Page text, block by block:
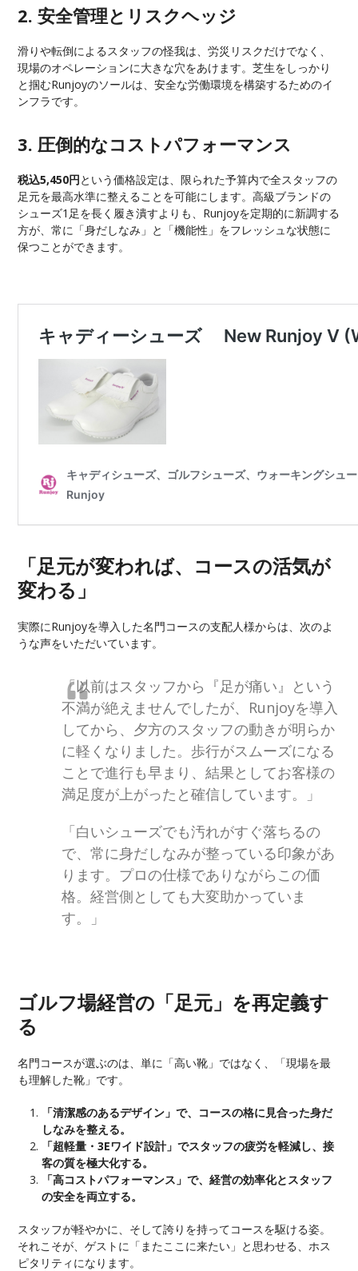
2. 安全管理とリスクヘッジ
滑りや転倒によるスタッフの怪我は、労災リスクだけでなく、
現場のオペレーションに大きな穴をあけます。芝生をしっかり
と掴むRunjoyのソールは、安全な労働環境を構築するためのイ
ンフラです。
3. 圧倒的なコストパフォーマンス
税込5,450円という価格設定は、限られた予算内で全スタッフの
足元を最高水準に整えることを可能にします。高級ブランドの
シューズ1足を長く履き潰すよりも、Runjoyを定期的に新調する
方が、常に「身だしなみ」と「機能性」をフレッシュな状態に
保つことができます。
「足元が変われば、コースの活気が
変わる」
実際にRunjoyを導入した名門コースの支配人様からは、次のよ
うな声をいただいています。
「以前はスタッフから『足が痛い』という
不満が絶えませんでしたが、Runjoyを導入
してから、夕方のスタッフの動きが明らか
に軽くなりました。歩行がスムーズになる
ことで進行も早まり、結果としてお客様の
満足度が上がったと確信しています。」
「白いシューズでも汚れがすぐ落ちるの
で、常に身だしなみが整っている印象があ
ります。プロの仕様でありながらこの価
格。経営側としても大変助かっていま
す。」
ゴルフ場経営の「足元」を再定義す
る
名門コースが選ぶのは、単に「高い靴」ではなく、「現場を最
も理解した靴」です。
「清潔感のあるデザイン」で、コースの格に見合った身だ
しなみを整える。
「超軽量・3Eワイド設計」でスタッフの疲労を軽減し、接
客の質を極大化する。
「高コストパフォーマンス」で、経営の効率化とスタッフ
の安全を両立する。
スタッフが軽やかに、そして誇りを持ってコースを駆ける姿。
それこそが、ゲストに「またここに来たい」と思わせる、ホス
ピタリティになります。